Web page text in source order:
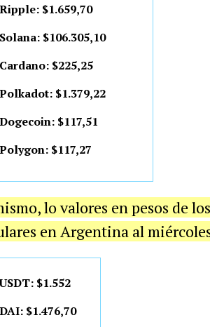
Ripple: $1.659,70
Solana: $106.305,10
Cardano: $225,25
Polkadot: $1.379,22
Dogecoin: $117,51
Polygon: $117,27
lo valores en pesos de los
en Argentina al
$1.552
DAI: $1.476,70